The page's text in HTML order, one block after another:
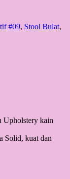
#09, Stool Bulat,
Upholstery kain
Solid, kuat dan